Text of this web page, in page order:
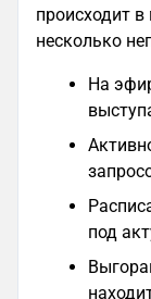
происходит
несколько
На
под